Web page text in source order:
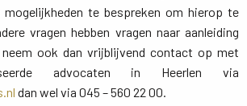
te bespreken om hierop te
vragen hebben vragen naar aanleiding
neem ook dan vrijblijvend contact op met
advocaten in Heerlen via
dan wel via 045 – 560 22 00.